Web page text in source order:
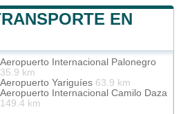
EN
Aeropuerto Internacional Palonegro
35.9 km
Aeropuerto Yariguíes 63.9 km
Aeropuerto Internacional Camilo Daza
149.4 km